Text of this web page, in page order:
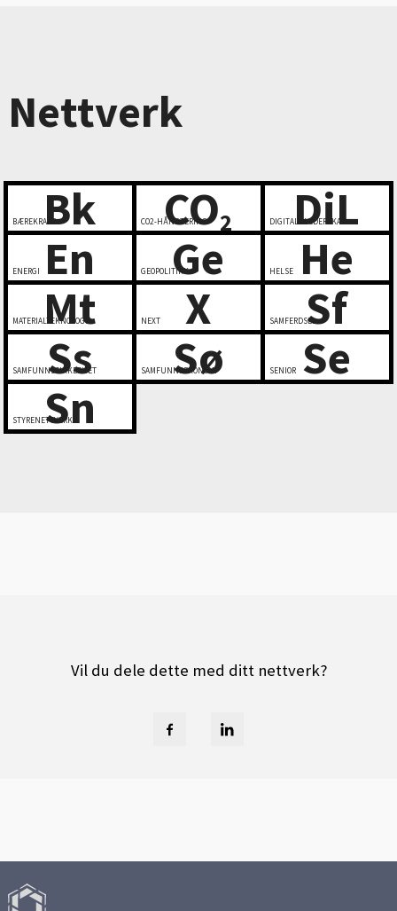
Nettverk
Bk
BÆREKRAFT CO2
CO2-HÅNDTERING DiL
DIGITALT LEDERSKAP
En
ENERGI Ge
GEOPOLITIKK He
HELSE
Mt
MATERIALTEKNOLOGI X
NEXT Sf
SAMFERDSEL
Ss
SAMFUNNSSIKKERHET Sø
SAMFUNNSØKONOMI Se
SENIOR
Sn
STYRENETTVERK
Vil du dele dette med ditt nettverk?